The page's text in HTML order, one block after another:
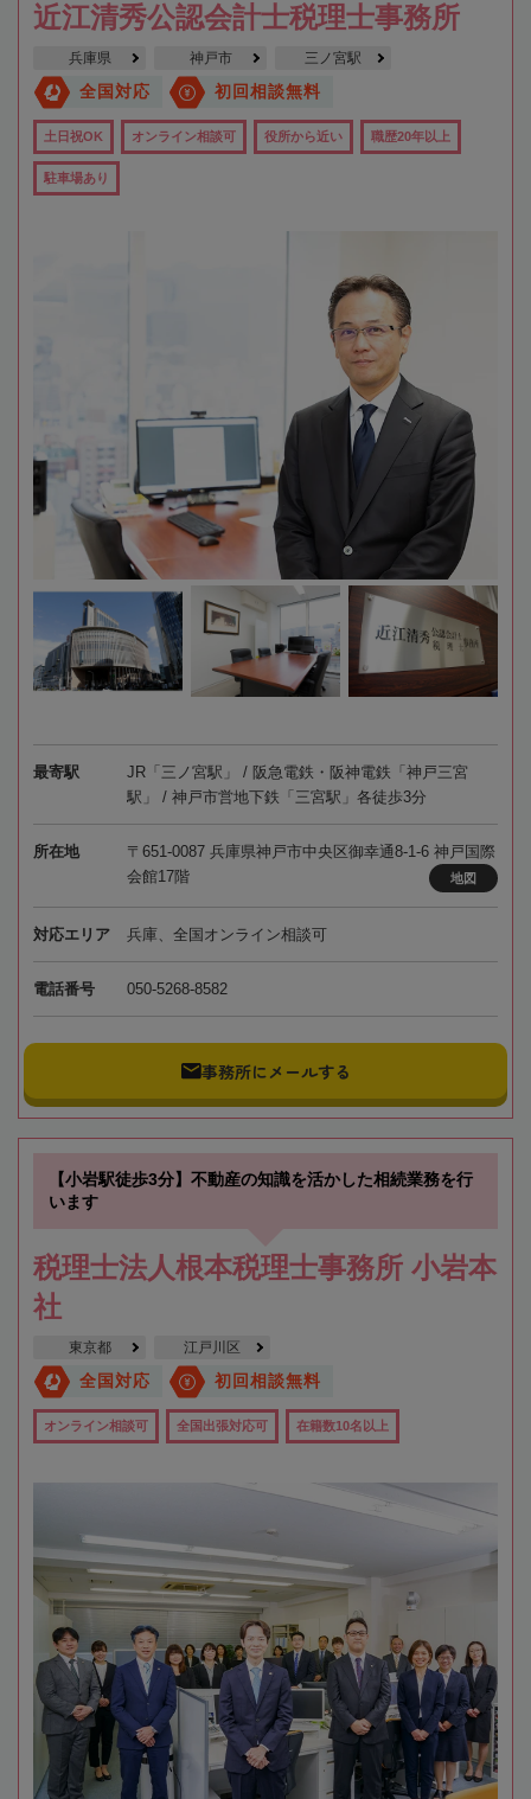
近江清秀公認会計士税理士事務所
兵庫県 神戸市 三ノ宮駅
全国対応 初回相談無料
土日祝OK オンライン相談可 役所から近い 職歴20年以上
駐車場あり
最寄駅
JR「三ノ宮駅」 / 阪急電鉄・阪神電鉄「神戸三宮
駅」 / 神戸市営地下鉄「三宮駅」各徒歩3分
所在地
〒651-0087 兵庫県神戸市中央区御幸通8-1-6 神戸国際
会館17階
地図
対応エリア 兵庫、全国オンライン相談可
電話番号 050-5268-8582
事務所にメールする
【小岩駅徒歩3分】不動産の知識を活かした相続業務を行
います
税理士法人根本税理士事務所 小岩本
社
東京都 江戸川区
全国対応 初回相談無料
オンライン相談可 全国出張対応可 在籍数10名以上